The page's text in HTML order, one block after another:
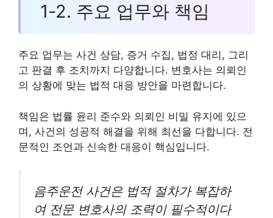
1-2. 주요 업무와 책임
주요 업무는 사건 상담, 증거 수집, 법정 대리, 그리
고 판결 후 조치까지 다양합니다. 변호사는 의뢰인
의 상황에 맞는 법적 대응 방안을 마련합니다.
책임은 법률 윤리 준수와 의뢰인 비밀 유지에 있으
며, 사건의 성공적 해결을 위해 최선을 다합니다. 전
문적인 조언과 신속한 대응이 핵심입니다.
음주운전 사건은 법적 절차가 복잡하
여 전문 변호사의 조력이 필수적이다